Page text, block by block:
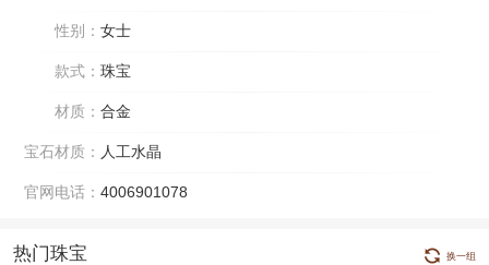
性别： 女士
款式： 珠宝
材质： 合金
宝石材质： 人工水晶
官网电话： 4006901078
热门珠宝 换一组